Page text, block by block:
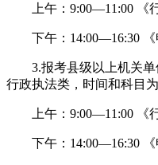
上午：9:00—11:00 《
下午：14:00—16:30
3.报考县级以上机关
行政执法类，时间和科目为
上午：9:00—11:00 《
下午：14:00—16:30